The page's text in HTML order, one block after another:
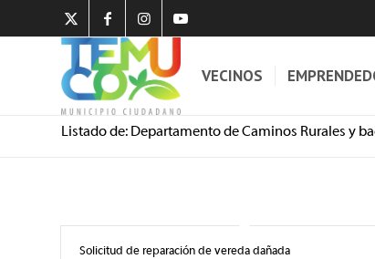
VECINOS
Listado de: Departamento de Caminos Rurales y
Solicitud de reparación de vereda dañada